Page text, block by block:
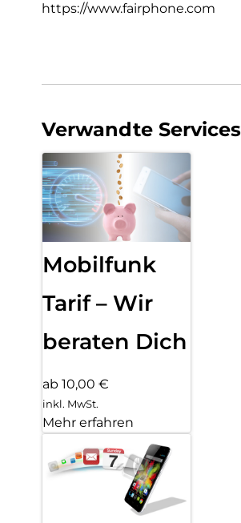
https://www.fairphone.com
Verwandte Services
Mobilfunk
Tarif – Wir
beraten Dich
ab 10,00 €
inkl. MwSt.
Mehr erfahren